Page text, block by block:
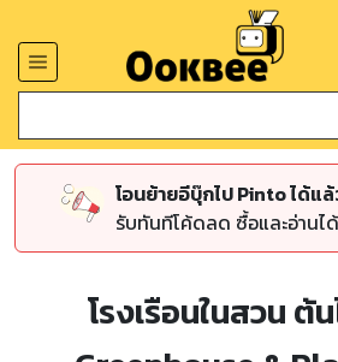
โอนย้ายอีบุ๊กไป Pinto ได้แ
รับทันทีโค้ดลด ซื้อและอ่านไ
โรงเรือนในสวน ต้